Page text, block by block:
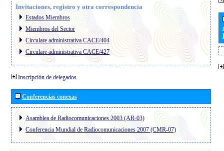
Invitaciones, registro y otra correspondencia
Estados Miembros
Miembros del Sector
Circulare administrativa CACE/404
Circulare administrativa CACE/427
Inscripción de delegados
Conferencias conexas
Asamblea de Radiocomunicaciones 2003 (AR-03)
Conferencia Mundial de Radiocomunicaciones 2007 (CMR-07)